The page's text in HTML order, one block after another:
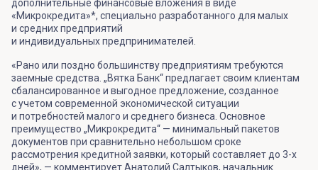
дополнительные финансовые вложения в виде
«Микрокредита»*, специально разработанного для малых
и средних предприятий
и индивидуальных предпринимателей.
«Рано или поздно большинству предприятиям требуются
заемные средства. „Вятка Банк“ предлагает своим клиентам
сбалансированное и выгодное предложение, созданное
с учетом современной экономической ситуации
и потребностей малого и среднего бизнеса. Основное
преимущество „Микрокредита“ — минимальный пакетов
документов при сравнительно небольшом сроке
рассмотрения кредитной заявки, который составляет до 3-х
дней», — комментирует Анатолий Салтыков, начальник